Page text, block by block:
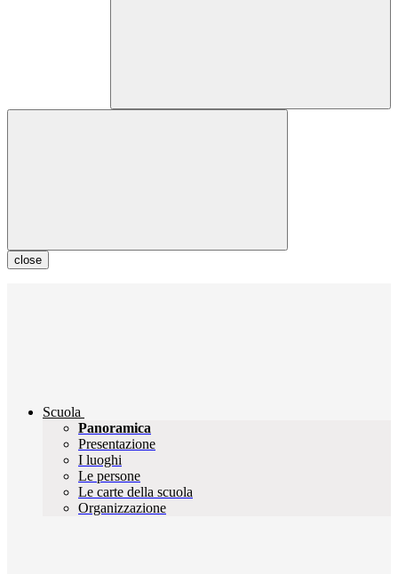
close
Scuola
Panoramica
Presentazione
I luoghi
Le persone
Le carte della scuola
Organizzazione